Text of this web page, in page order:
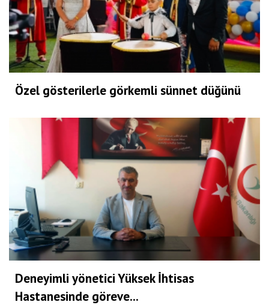
Özel gösterilerle görkemli sünnet düğünü
Deneyimli yönetici Yüksek İhtisas
Hastanesinde göreve...